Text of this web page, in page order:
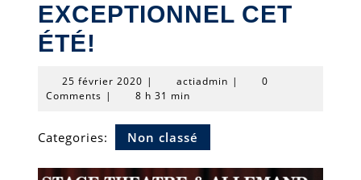
EXCEPTIONNEL CET
ÉTÉ!
25 février 2020 25
février
| actiadmin actiadmin
|
0
Comments | 8 h 31 min
Categories: Non classé